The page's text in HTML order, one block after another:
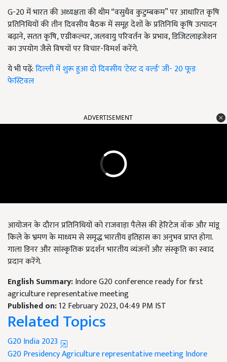
G-20 में भारत की अध्यक्षता की थीम “वसुधैव कुटुम्बकम” पर आधारित कृषि
प्रतिनिधियों की तीन दिवसीय बैठक में समूह देशों के प्रतिनिधि कृषि उत्पादन
बढ़ाने, सतत कृषि, एग्रीकल्चर, जलवायु परिवर्तन के प्रभाव, डिजिटलाइजेशन
का उपयोग जैसे विषयों पर विचार-विमर्श करेंगे.
ये भी पढ़ें:दिल्ली में शुरू हुआ दो दिवसीय 'टेस्ट द वर्ल्ड' जी- 20 फूड
फेस्टिवल
ADVERTISEMENT
आयोजन के दौरान प्रतिनिधियों को राजवाड़ा पैलेस की हेरिटेज वॉक और मांडू
किले के भ्रमण के माध्यम से समृद्ध भारतीय इतिहास का अनुभव प्राप्त होगा.
गाला डिनर और सांस्कृतिक प्रदर्शन भारतीय व्यंजनों और संस्कृति का स्वाद
प्रदान करेंगे.
English Summary:Indore G20 conference ready for first
agriculture representative meeting
Published on:12 February 2023, 04:49 PM IST
Related Topics
G20 India 2023
G20 PresidencyAgriculture representative meetingIndore